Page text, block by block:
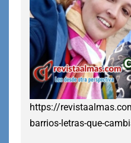
https://
barrios-letras-que-